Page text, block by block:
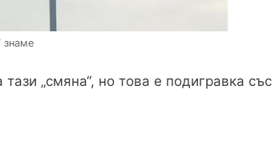
знаме
„смяна“, но това е подигравка със